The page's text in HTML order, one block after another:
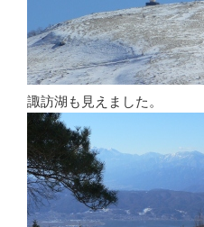
諏訪湖も見えました。